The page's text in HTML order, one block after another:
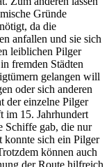
Gründe
da die
anfallen und sie sich
leiblichen Pilger
fremden Städten
gelangen will
oder sich anderen
der einzelne Pilger
im 15. Jahrhundert
Schiffe gab, die nur
konnte sich ein Pilger
können auch